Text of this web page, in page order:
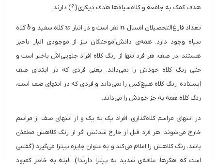
هدف کمک به جامعه و کلاه‌سیاه‌ها هدف دیگری(؟) دارند.
تعداد فارغ‌التحصیلان امسال nنفر است و در انبارw
w کلاه سفید وb
bکلاه
سیاه وجود دارد. همه‌ی دانش‌آموختگان نیز از موجودی انبار باخبر
هستند. در صف، هر فرد تنها از رنگ کلاه افراد جلویی‌اش با‌خبر است و
حتی رنگ کلاه خودش را نمی‌داند. یعنی فردی که در ابتدای صف
ایستاده، رنگ کلاه هیچ‌کس را نمی‌داند و فردی که در انتهای صف است،
رنگ کلاه همه به جز خودش را می‌داند.
در انتهای مراسم کلاه‌گذاری، افراد یک به یک و از انتهای صف از مراسم
خارج می‌شوند. هر فرد قبل از خارج شدنش اگر از رنگ کلاهش مطمئن
باشد، رنگ کلاهش را اعلام می‌کند و به عنوان جایزه پیتزا می‌گیرد (گفتنی
است که هکر‌ها، علاقه‌ی شدید به پیتزا دارند!). البته به خاطر کمبود